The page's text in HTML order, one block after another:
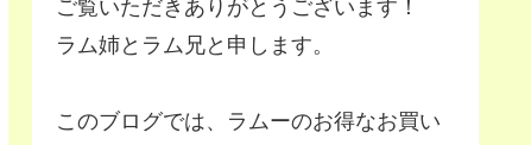
ご覧いただきありがとうございます！
ラム姉とラム兄と申します。
このブログでは、ラムーのお得なお買い